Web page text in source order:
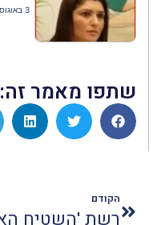
3 באוגוסט 2026
שתפו מאמר זה:
הקודם